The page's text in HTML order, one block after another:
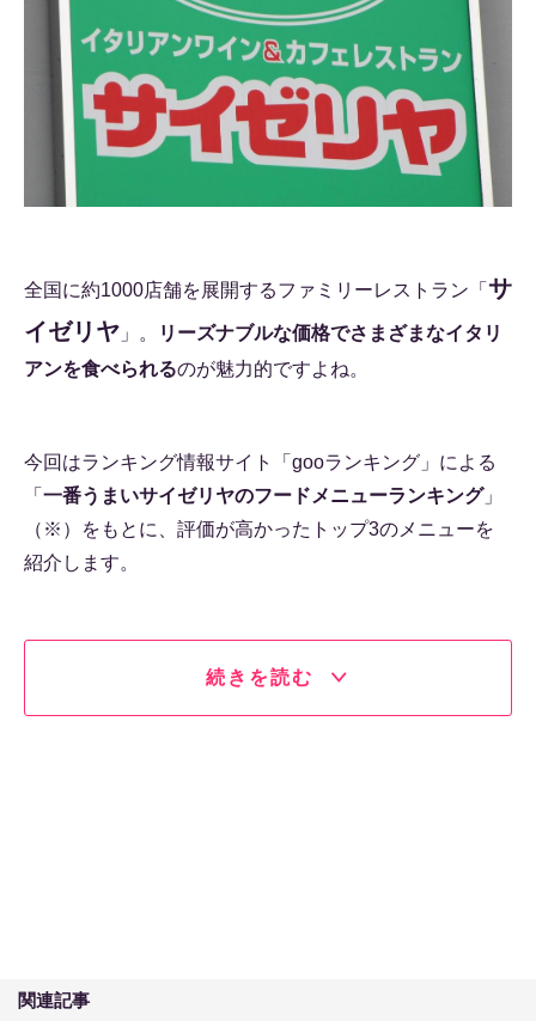
全国に約1000店舗を展開するファミリーレストラン「 サ
イゼリヤ 」。
リーズナブルな価格でさまざまなイタリ
アンを食べられるのが魅力的ですよね。
今回はランキング情報サイト「gooランキング」による
「 一番うまいサイゼリヤのフードメニューランキング」
（※）をもとに、評価が高かったトップ3のメニューを
紹介します。
続きを読む
関連記事